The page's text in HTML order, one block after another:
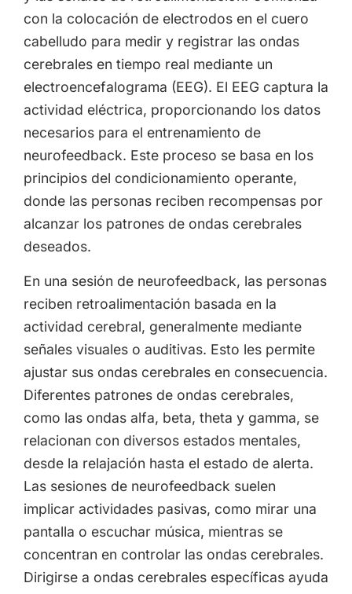
con la colocación de electrodos en el cuero
cabelludo para medir y registrar las ondas
cerebrales en tiempo real mediante un
electroencefalograma (EEG). El EEG captura la
actividad eléctrica, proporcionando los datos
necesarios para el entrenamiento de
neurofeedback. Este proceso se basa en los
principios del condicionamiento operante,
donde las personas reciben recompensas por
alcanzar los patrones de ondas cerebrales
deseados.
En una sesión de neurofeedback, las personas
reciben retroalimentación basada en la
actividad cerebral, generalmente mediante
señales visuales o auditivas. Esto les permite
ajustar sus ondas cerebrales en consecuencia.
Diferentes patrones de ondas cerebrales,
como las ondas alfa, beta, theta y gamma, se
relacionan con diversos estados mentales,
desde la relajación hasta el estado de alerta.
Las sesiones de neurofeedback suelen
implicar actividades pasivas, como mirar una
pantalla o escuchar música, mientras se
concentran en controlar las ondas cerebrales.
Dirigirse a ondas cerebrales específicas ayuda